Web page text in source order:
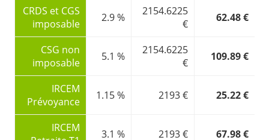
CRDS et CGS
imposable
2.9 %
2154.6225
€
62.48 €
CSG non
imposable
5.1 %
2154.6225
€
109.89 €
IRCEM
Prévoyance
1.15 % 2193 € 25.22 €
IRCEM
3.1 % 2193 € 67.98 €